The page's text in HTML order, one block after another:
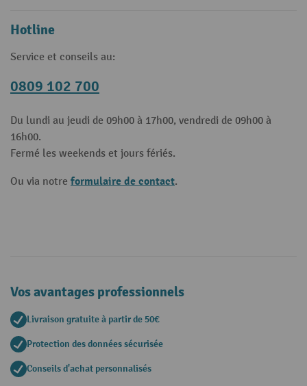
Hotline
Service et conseils au:
0809 102 700
Du lundi au jeudi de 09h00 à 17h00, vendredi de 09h00 à
16h00.
Fermé les weekends et jours fériés.
Ou via notre formulaire de contact.
Vos avantages professionnels
Livraison gratuite à partir de 50€
Protection des données sécurisée
Conseils d'achat personnalisés